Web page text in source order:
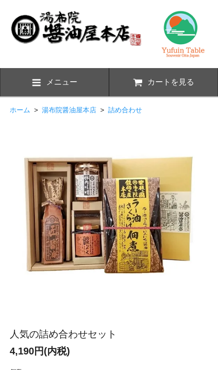
メニュー カートを見る
ホーム > 湯布院醤油屋本店 > 詰め合わせ
人気の詰め合わせセット
4,190円(内税)